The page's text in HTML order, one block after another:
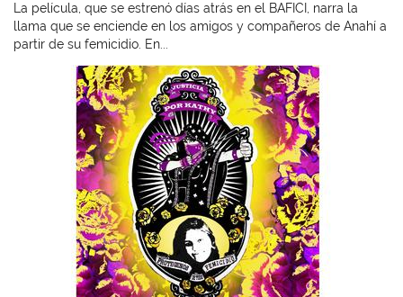
La película, que se estrenó días atrás en el BAFICI, narra la
llama que se enciende en los amigos y compañeros de Anahí a
partir de su femicidio. En...